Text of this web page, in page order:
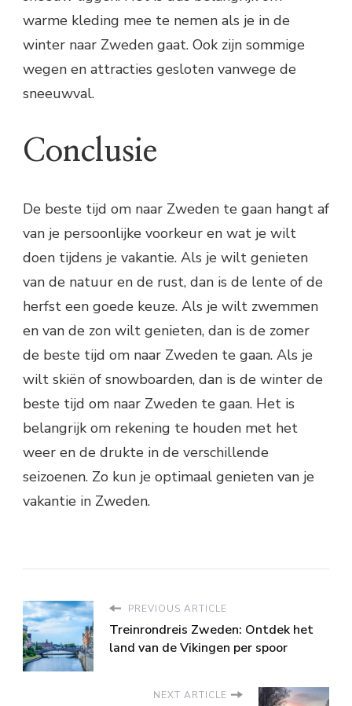
warme kleding mee te nemen als je in de
winter naar Zweden gaat. Ook zijn sommige
wegen en attracties gesloten vanwege de
sneeuwval.
Conclusie
De beste tijd om naar Zweden te gaan hangt af
van je persoonlijke voorkeur en wat je wilt
doen tijdens je vakantie. Als je wilt genieten
van de natuur en de rust, dan is de lente of de
herfst een goede keuze. Als je wilt zwemmen
en van de zon wilt genieten, dan is de zomer
de beste tijd om naar Zweden te gaan. Als je
wilt skiën of snowboarden, dan is de winter de
beste tijd om naar Zweden te gaan. Het is
belangrijk om rekening te houden met het
weer en de drukte in de verschillende
seizoenen. Zo kun je optimaal genieten van je
vakantie in Zweden.
PREVIOUS ARTICLE
Treinrondreis Zweden: Ontdek het
land van de Vikingen per spoor
NEXT ARTICLE